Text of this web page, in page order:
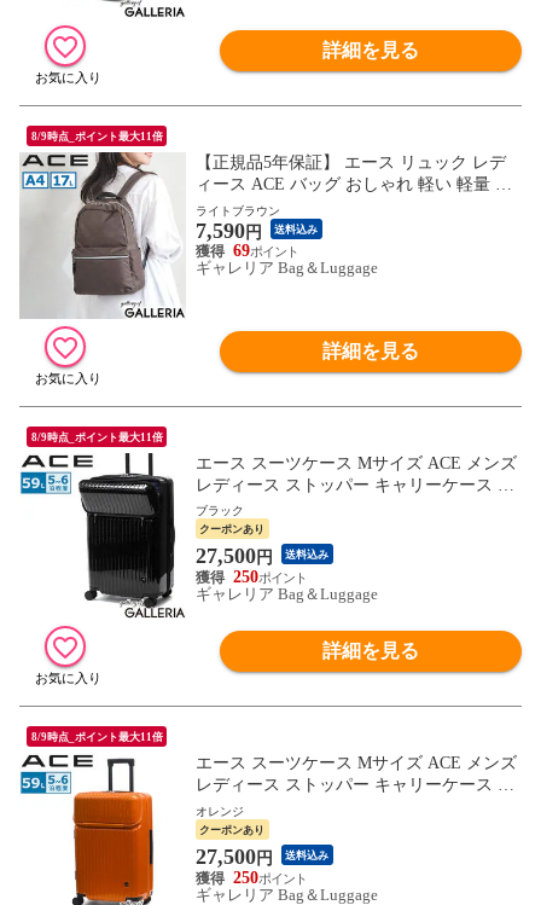
詳細を見る
8/9時点_ポイント最大11倍
【正規品5年保証】 エース リュック レデ
ィース ACE バッグ おしゃれ 軽い 軽量 き
れいめ 大人 シンプル カジュアル ブランド
ナイロン 無地 A4 デイパック バックパッ
ク アリッサム 17693
ライトブラウン
7,590円 送料込み
69
ギャレリア Bag＆Luggage
詳細を見る
8/9時点_ポイント最大11倍
エース スーツケース Mサイズ ACE メンズ
レディース ストッパー キャリーケース 中
型 旅行 5泊 6泊 フロントポケット TSAロ
ック 双輪 ダブルキャスター シンプル 修学
旅行 出張 PC収納 59L タッシェ 06537
ブラック
クーポンあり
27,500円 送料込み
250
ギャレリア Bag＆Luggage
詳細を見る
8/9時点_ポイント最大11倍
エース スーツケース Mサイズ ACE メンズ
レディース ストッパー キャリーケース 中
型 旅行 5泊 6泊 フロントポケット TSAロ
ック 双輪 ダブルキャスター シンプル 修学
旅行 出張 PC収納 59L タッシェ 06537
オレンジ
クーポンあり
27,500円 送料込み
250
ギャレリア Bag＆Luggage